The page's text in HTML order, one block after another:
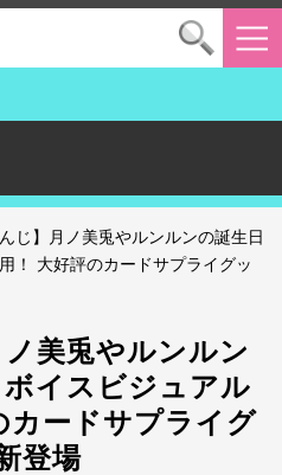
んじ】月ノ美兎やルンルンの誕生日
！ 大好評のカードサプライグッ
ノ美兎やルンルン
イスビジュアル
カードサプライグ
登場